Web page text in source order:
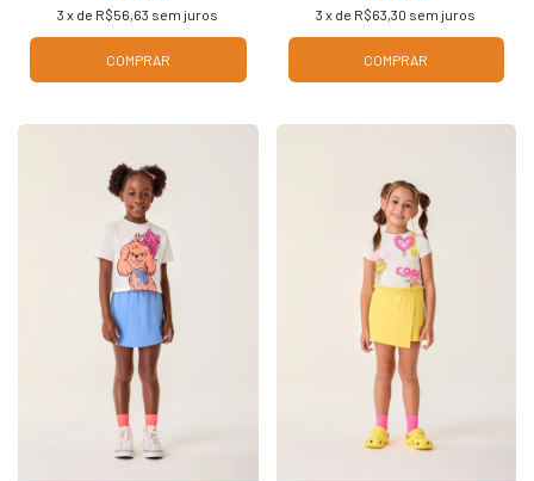
3 x de R$56,63 sem juros
COMPRAR
3 x de R$63,30 sem juros
COMPRAR